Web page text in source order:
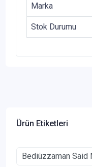
Marka
Stok Durumu
Ürün Etiketleri
Bediüzzaman Said